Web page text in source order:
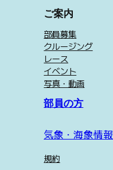
ご案内
部員募集
クルージング
レース
イベント
写真・動画
部員の方
気象・海象情報
規約